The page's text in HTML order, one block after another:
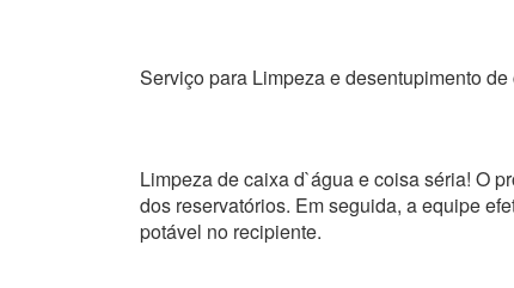
Serviço para Limpeza e desentupimento
Limpeza de caixa d`água e coisa séria! O
dos reservatórios. Em seguida, a equipe
potável no recipiente.